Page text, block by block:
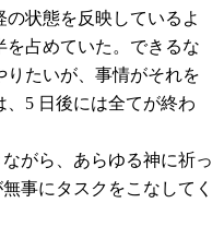
状態を反映しているよ
を占めていた。できるな
りたいが、事情がそれを
5 日後には全てが終わ
がら、あらゆる神に祈っ
事にタスクをこなしてく